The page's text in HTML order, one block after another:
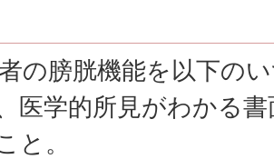
の膀胱機能を以下の
医学的所見がわかる
と。